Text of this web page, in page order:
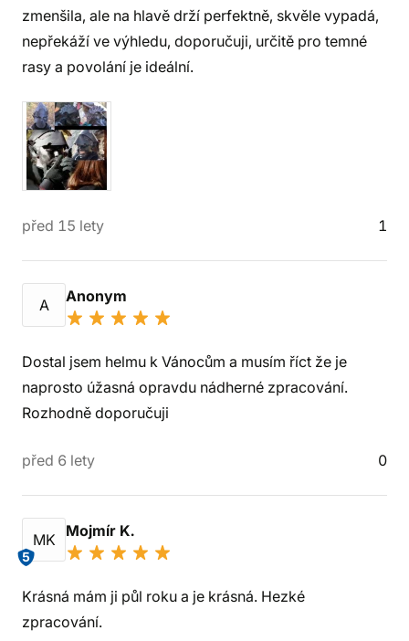
zmenšila, ale na hlavě drží perfektně, skvěle vypadá,
nepřekáží ve výhledu, doporučuji, určitě pro temné
rasy a povolání je ideální.
před 15 lety 1
A Anonym
Dostal jsem helmu k Vánocům a musím říct že je
naprosto úžasná opravdu nádherné zpracování.
Rozhodně doporučuji
před 6 lety 0
MK
5
Mojmír K.
Krásná mám ji půl roku a je krásná. Hezké
zpracování.